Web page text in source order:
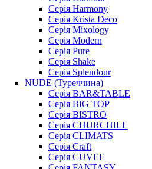
Серія Harmony
Серія Krista Deco
Серія Mixology
Серія Modern
Серія Pure
Серія Shake
Серія Splendour
NUDE (Туреччина)
Серія BAR&TABLE
Серія BIG TOP
Серія BISTRO
Серія CHURCHILL
Серія CLIMATS
Серія Craft
Серія CUVEE